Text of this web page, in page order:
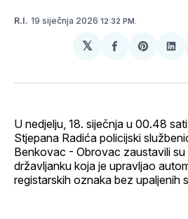
R.I. 19 siječnja 2026 12:32 PM.
𝕏
podijeliShare
U nedjelju, 18. siječnja u 00.48
Stjepana Radića policijski
Benkovac - Obrovac zaustavili
državljanku koja je upravljao
registarskih oznaka bez upaljenih